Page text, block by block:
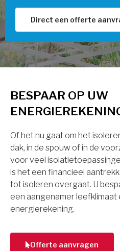
Direct een offerte
BESPAAR OP UW
Of het nu gaat om het
dak, in de spouw of in de
voor veel
is het een financieel
tot isoleren overgaat. U
een aangenamer leefklimaat
energierekening.
Offerte aanvragen